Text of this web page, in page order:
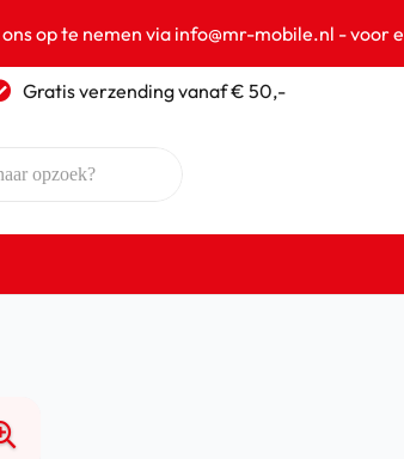
op te nemen via info@mr-mobile.nl - voor
Gratis verzending vanaf € 50,-